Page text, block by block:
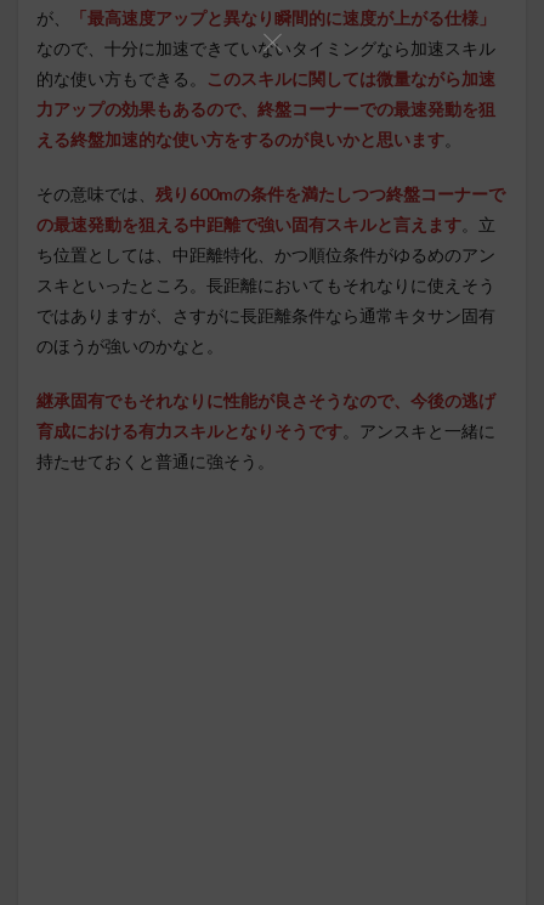
が、
「最高速度アップと異なり瞬間的に速度が上がる仕様」
なので、十分に加速できていないタイミングなら加速スキル
的な使い方もできる。
このスキルに関しては微量ながら加速
力アップの効果もあるので、終盤コーナーでの最速発動を狙
える終盤加速的な使い方をするのが良いかと思います。
その意味では、 残り600mの条件を満たしつつ終盤コーナーで
の最速発動を狙える中距離で強い固有スキルと言えます。立
ち位置としては、中距離特化、かつ順位条件がゆるめのアン
スキといったところ。長距離においてもそれなりに使えそう
ではありますが、さすがに長距離条件なら通常キタサン固有
のほうが強いのかなと。
継承固有でもそれなりに性能が良さそうなので、今後の逃げ
育成における有力スキルとなりそうです。アンスキと一緒に
持たせておくと普通に強そう。